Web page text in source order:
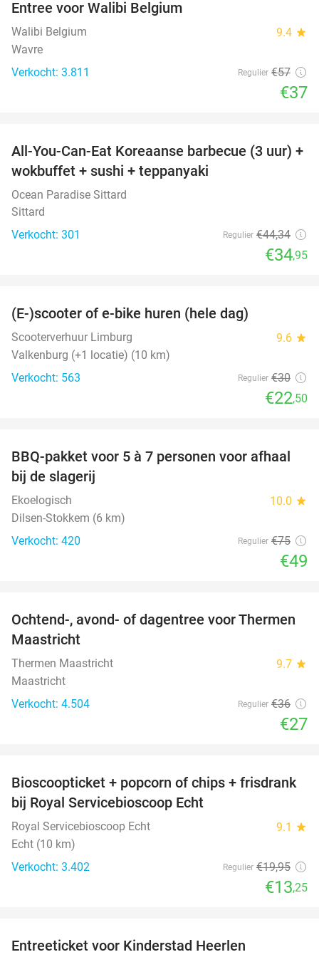
Entree voor Walibi Belgium
Walibi Belgium 9.4 star
Wavre
Verkocht: 3.811
Regulier €57
€37
21%
All-You-Can-Eat Koreaanse barbecue (3 uur) +
wokbuffet + sushi + teppanyaki
Ocean Paradise Sittard
Sittard
Verkocht: 301
Regulier €44,34
€34,95
(E-)scooter of e-bike huren (hele dag)
Scooterverhuur Limburg 9.6 star
Valkenburg (+1 locatie) (10 km)
Verkocht: 563
Regulier €30
€22,50
35%
BBQ-pakket voor 5 à 7 personen voor afhaal
bij de slagerij
Ekoelogisch 10.0 star
Dilsen-Stokkem (6 km)
Verkocht: 420
Regulier €75
€49
25%
Ochtend-, avond- of dagentree voor Thermen
Maastricht
Thermen Maastricht 9.7 star
Maastricht
Verkocht: 4.504
Regulier €36
€27
34%
Bioscoopticket + popcorn of chips + frisdrank
bij Royal Servicebioscoop Echt
Royal Servicebioscoop Echt 9.1 star
Echt (10 km)
Verkocht: 3.402
Regulier €19,95
€13,25
Entreeticket voor Kinderstad Heerlen